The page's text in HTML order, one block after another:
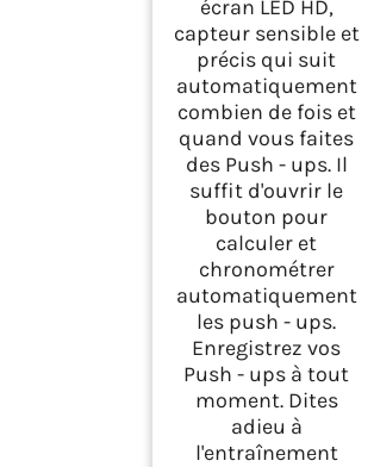
écran LED HD,
capteur sensible et
précis qui suit
automatiquement
combien de fois et
quand vous faites
des Push - ups. Il
suffit d'ouvrir le
bouton pour
calculer et
chronométrer
automatiquement
les push - ups.
Enregistrez vos
Push - ups à tout
moment. Dites
adieu à
l'entraînement